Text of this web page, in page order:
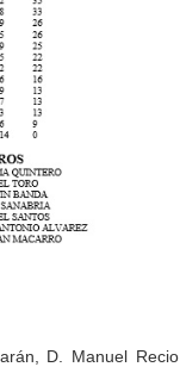
D. Manuel Recio